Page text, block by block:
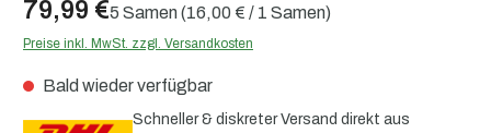
79,99 €5 Samen(16,00 € / 1 Samen)
Preise inkl. MwSt. zzgl. Versandkosten
Bald wieder verfügbar
Schneller & diskreter Versand direkt aus